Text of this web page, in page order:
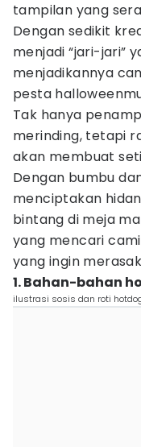
tampilan yang
Dengan sedikit
menjadi “jari-jari”
menjadikannya
pesta
Tak hanya
merinding, tetapi
akan membuat
Dengan bumbu
menciptakan
bintang di meja
yang mencari
yang ingin
1. Bahan-bahan
ilustrasi sosis dan roti